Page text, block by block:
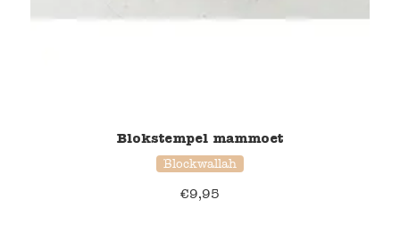
Blokstempel mammoet
Blockwallah
€9,95